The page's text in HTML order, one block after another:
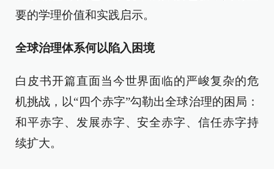
要的学理价值和实践启示。
全球治理体系何以陷入困境
白皮书开篇直面当今世界面临的严峻复杂的危
机挑战，以“四个赤字”勾勒出全球治理的困局：
和平赤字、发展赤字、安全赤字、信任赤字持
续扩大。